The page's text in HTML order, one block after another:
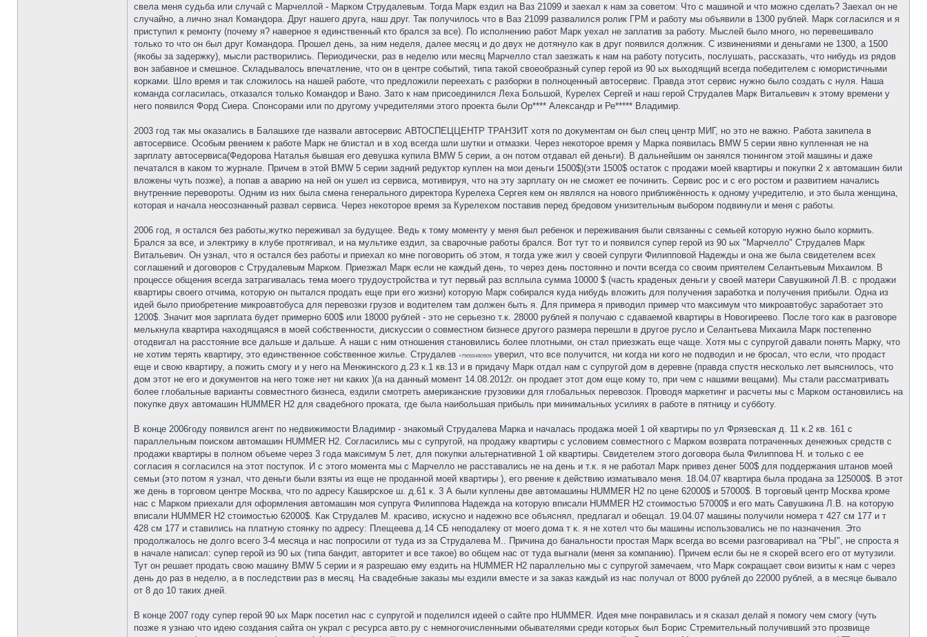
свела меня судьба или случай с Марчеллой - Марком Струдалевым. Тогда Марк ездил на Ваз 21099 и заехал к нам за советом: Что с машиной и что можно сделать? Заехал он не
случайно, а лично знал Командора. Друг нашего друга, наш друг. Так получилось что в Ваз 21099 развалился ролик ГРМ и работу мы объявили в 1300 рублей. Марк согласился и я
приступил к ремонту (почему я? наверное я единственный кто брался за все). По исполнению работ Марк уехал не заплатив за работу. Мыслей было много, но перевешивало
только то что он был друг Командора. Прошел день, за ним неделя, далее месяц и до двух не дотянуло как в друг появился должник. С извинениями и деньгами не 1300, а 1500
(якобы за задержку), мысли растворились. Периодически, раз в неделю или месяц Марчелло стал заезжать к нам на работу потусить, послушать, рассказать, что нибудь из рядов
вон забавное и смешное. Складывалось впечатление, что он в центре событий, типа такой своеобразный супер герой из 90 ых выходящий всегда победителем с юмористичными
корками. Шло время и так сложилось на нашей работе, что предложили переехать с разборки в полноценный автосервис. Правда этот сервис нужно было создать с нуля. Наша
команда согласилась, отказался только Командор и Вано. Зато к нам присоединился Леха Большой, Курелех Сергей и наш герой Струдалев Марк Витальевич к этому времени у
него появился Форд Сиера. Спонсорами или по другому учредителями этого проекта были Ор**** Александр и Ре***** Владимир.
2003 год так мы оказались в Балашихе где назвали автосервис АВТОСПЕЦЦЕНТР ТРАНЗИТ хотя по документам он был спец центр МИГ, но это не важно. Работа закипела в
автосервисе. Особым рвением к работе Марк не блистал и в ход всегда шли шутки и отмазки. Через некоторое время у Марка появилась BMW 5 серии явно купленная не на
зарплату автосервиса(Федорова Наталья бывшая его девушка купила BMW 5 серии, а он потом отдавал ей деньги). В дальнейшим он занялся тюнингом этой машины и даже
печатался в каком то журнале. Причем в этой BMW 5 серии задний редуктор куплен на мои деньги 1500$)(эти 1500$ остаток с продажи моей квартиры и покупки 2 х автомашин били
вложены чуть позже), а попав а аварию на ней он ушел из сервиса, мотивируя, что на эту зарплату он не сможет ее починить. Сервис рос и с его ростом и развитием начались
внутренние перевороты. Одним из них была смена генерального директора Курелеха Сергея кем он являлся на нового приближённость к одному учредителю, и это была женщина,
которая и начала неосознанный развал сервиса. Через некоторое время за Курелехом поставив перед бредовом унизительным выбором подвинули и меня с работы.
2006 год, я остался без работы,жутко переживал за будущее. Ведь к тому моменту у меня был ребенок и переживания были связанны с семьей которую нужно было кормить.
Брался за все, и электрику в клубе протягивал, и на мультике ездил, за сварочные работы брался. Вот тут то и появился супер герой из 90 ых "Марчелло" Струдалев Марк
Витальевич. Он узнал, что я остался без работы и приехал ко мне поговорить об этом, я тогда уже жил у своей супруги Филипповой Надежды и она же была свидетелем всех
соглашений и договоров с Струдалевым Марком. Приезжал Марк если не каждый день, то через день постоянно и почти всегда со своим приятелем Селантьевым Михаилом. В
процессе общения всегда затрагивалась тема моего трудоустройства и тут первый раз всплыла сумма 10000 $ (часть краденых деньги у своей матери Савушкиной Л.В. с продажи
квартиры своего отчима, которую он пытался продать еще при его жизни) которую Марк собирался куда нибудь вложить для получения заработка и получения прибыли. Одна из
идей было приобретение микроавтобуса для перевозки грузов и водителем там должен быть я. Для примера я приводил пример что максимум что микроавтобус заработает это
1200$. Значит моя зарплата будет примерно 600$ или 18000 рублей - это не серьезно т.к. 28000 рублей я получаю с сдаваемой квартиры в Новогиреево. После того как в разговоре
мелькнула квартира находящаяся в моей собственности, дискуссии о совместном бизнесе другого размера перешли в другое русло и Селантьева Михаила Марк постепенно
отодвигал на расстояние все дальше и дальше. А наши с ним отношения становились более плотными, он стал приезжать еще чаще. Хотя мы с супругой давали понять Марку, что
не хотим терять квартиру, это единственное собственное жилье. Струдалев +79055480909 уверил, что все получится, ни когда ни кого не подводил и не бросал, что если, что продаст
еще и свою квартиру, а пожить смогу и у него на Менжинского д.23 к.1 кв.13 и в придачу Марк отдал нам с супругой дом в деревне (правда спустя несколько лет выяснилось, что
дом этот не его и документов на него тоже нет ни каких )(а на данный момент 14.08.2012г. он продает этот дом еще кому то, при чем с нашими вещами). Мы стали рассматривать
более глобальные варианты совместного бизнеса, ездили смотреть американские грузовики для глобальных перевозок. Проводя маркетинг и расчеты мы с Марком остановились на
покупке двух автомашин HUMMER H2 для свадебного проката, где была наибольшая прибыль при минимальных усилиях в работе в пятницу и субботу.
В конце 2006году появился агент по недвижимости Владимир - знакомый Струдалева Марка и началась продажа моей 1 ой квартиры по ул Фрязевская д. 11 к.2 кв. 161 с
параллельным поиском автомашин HUMMER H2. Согласились мы с супругой, на продажу квартиры с условием совместного с Марком возврата потраченных денежных средств с
продажи квартиры в полном объеме через 3 года максимум 5 лет, для покупки альтернативной 1 ой квартиры. Свидетелем этого договора была Филиппова Н. и только с ее
согласия я согласился на этот поступок. И с этого момента мы с Марчелло не расставались не на день и т.к. я не работал Марк привез денег 500$ для поддержания штанов моей
семьи (это потом я узнал, что деньги были взяты из еще не проданной моей квартиры ), его рвение к действию изматывало меня. 18.04.07 квартира была продана за 125000$. В этот
же день в торговом центре Москва, что по адресу Каширское ш. д.61 к. 3 А были куплены две автомашины HUMMER H2 по цене 62000$ и 57000$. В торговый центр Москва кроме
нас с Марком приехали для оформления автомашин моя супруга Филиппова Надежда на которую вписали HUMMER H2 стоимостью 57000$ и его мать Савушкина Л.В. на которую
вписали HUMMER H2 стоимостью 62000$. Как Струдалев М. красиво, искусно и надежно все объяснял, предлагал и обещал. 19.04.07 машины получили номера т 427 см 177 и т
428 см 177 и ставились на платную стоянку по адресу: Плещеева д.14 СБ неподалеку от моего дома т к. я не хотел что бы машины использовались не по назначения. Это
продолжалось не долго всего 3-4 месяца и нас попросили от туда из за Струдалева М.. Причина до банальности простая Марк всегда во всеми разговаривал на "РЫ", не спроста я
в начале написал: супер герой из 90 ых (типа бандит, авторитет и все такое) во общем нас от туда выгнали (меня за компанию). Причем если бы не я скорей всего его от мутузили.
Тут он решает продать свою машину BMW 5 серии и я разрешаю ему ездить на HUMMER H2 параллельно мы с супругой замечаем, что Марк сокращает свои визиты к нам с через
день до раз в неделю, а в последствии раз в месяц. На свадебные заказы мы ездили вместе и за заказ каждый из нас получал от 8000 рублей до 22000 рублей, а в месяце бывало
от 8 до 10 таких дней.
В конце 2007 году супер герой 90 ых Марк посетил нас с супругой и поделился идеей о сайте про HUMMER. Идея мне понравилась и я сказал делай я помогу чем смогу (чуть
позже я узнаю что идею создания сайта он украл с ресурса авто.ру с немногочисленными обывателями среди которых был Борис Стремительный получивший это прозвище